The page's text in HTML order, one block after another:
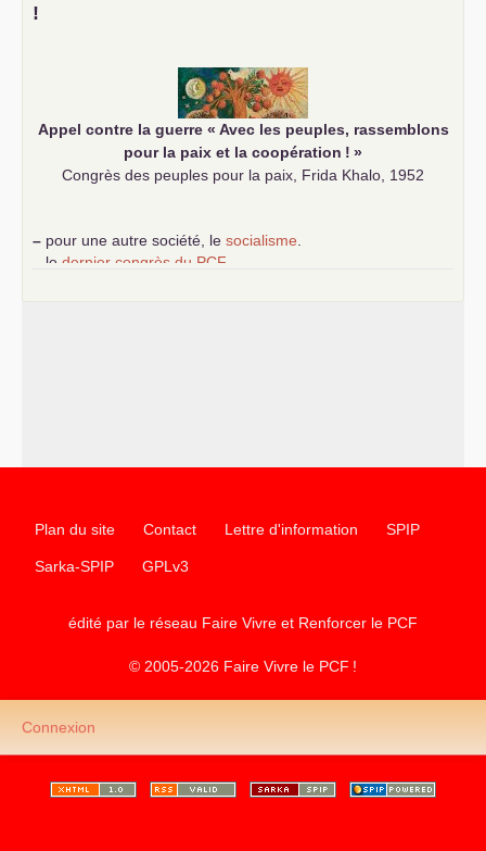
–!
Appel contre la guerre « Avec les peuples, rassemblons
pour la paix et la coopération ! »
Congrès des peuples pour la paix, Frida Khalo, 1952
– pour une autre société, le socialisme
le dernier congrès du PCF
Plan du site Contact Lettre d'information SPIP
Sarka-SPIP GPLv3
édité par le réseau Faire Vivre et Renforcer le PCF
© 2005-2026 Faire Vivre le PCF !
Connexion